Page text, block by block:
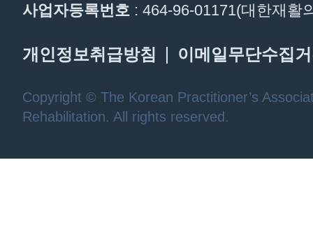
사업자등록번호 : 464-96-01171(대한재활
개인정보취급방침 이메일무단수집
Copyright © The Korean Practitioner’s
Rehabilitation. All rights reserved.